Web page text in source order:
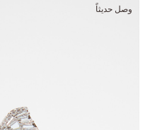
وصل حديثاً